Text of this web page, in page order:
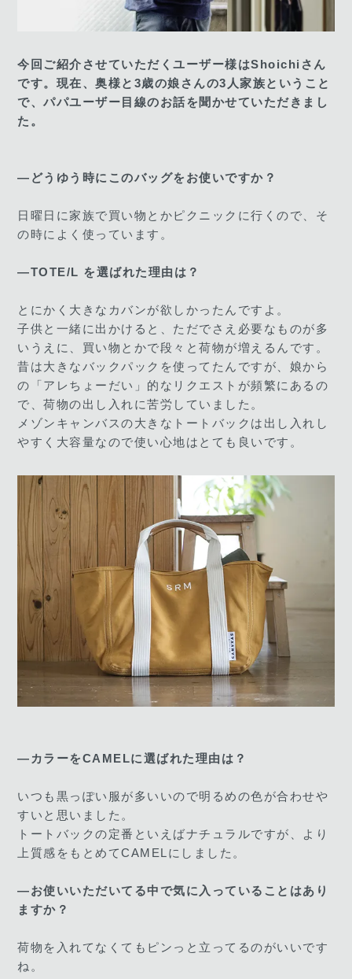
今回ご紹介させていただくユーザー様はShoichiさん
です。現在、奥様と3歳の娘さんの3人家族ということ
で、パパユーザー目線のお話を聞かせていただきまし
た。
―どうゆう時にこのバッグをお使いですか？
日曜日に家族で買い物とかピクニックに行くので、そ
の時によく使っています。
―TOTE/L を選ばれた理由は？
とにかく大きなカバンが欲しかったんですよ。
子供と一緒に出かけると、ただでさえ必要なものが多
いうえに、買い物とかで段々と荷物が増えるんです。
昔は大きなバックパックを使ってたんですが、娘から
の「アレちょーだい」的なリクエストが頻繁にあるの
で、荷物の出し入れに苦労していました。
メゾンキャンバスの大きなトートバックは出し入れし
やすく大容量なので使い心地はとても良いです。
―カラーをCAMELに選ばれた理由は？
いつも黒っぽい服が多いいので明るめの色が合わせや
すいと思いました。
トートバックの定番といえばナチュラルですが、より
上質感をもとめてCAMELにしました。
―お使いいただいてる中で気に入っていることはあり
ますか？
荷物を入れてなくてもピンっと立ってるのがいいです
ね。